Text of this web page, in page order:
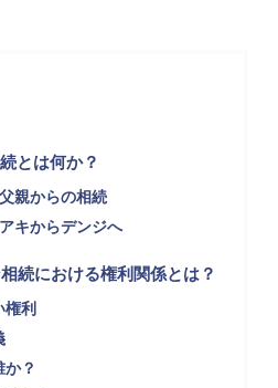
とは何か？
親からの相続
キからデンジへ
続における権利関係とは？
権利
か？